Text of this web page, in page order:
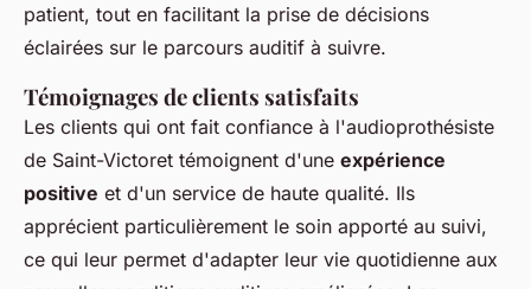
patient, tout en facilitant la prise de décisions
éclairées sur le parcours auditif à suivre.
Témoignages de clients satisfaits
Les clients qui ont fait confiance à l'audioprothésiste
de Saint-Victoret témoignent d'une expérience
positive et d'un service de haute qualité. Ils
apprécient particulièrement le soin apporté au suivi,
ce qui leur permet d'adapter leur vie quotidienne aux